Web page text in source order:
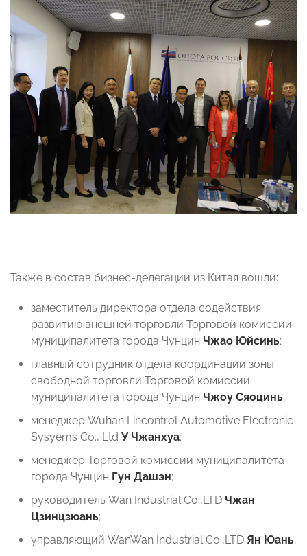
Также в состав бизнес-делегации из Китая вошли:
заместитель директора отдела содействия
развитию внешней торговли Торговой комиссии
муниципалитета города Чунцин Чжао Юйсинь;
главный сотрудник отдела координации зоны
свободной торговли Торговой комиссии
муниципалитета города Чунцин Чжоу Сяоцинь;
менеджер Wuhan Lincontrol Automotive Electronic
Sysyems Co., Ltd У Чжанхуа;
менеджер Торговой комиссии муниципалитета
города Чунцин Гун Дашэн;
руководитель Wan Industrial Co.,LTD Чжан
Цзинцзюань;
управляющий WanWan Industrial Co.,LTD Ян Юань;